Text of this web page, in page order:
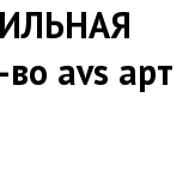
avs арт